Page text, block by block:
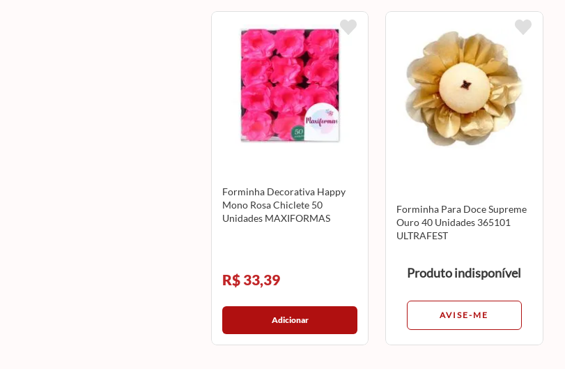
Forminha Decorativa Happy
Mono Rosa Chiclete 50
Unidades MAXIFORMAS
R$ 33,39
Adicionar
Forminha Para Doce Supreme
Ouro 40 Unidades 365101
ULTRAFEST
Produto indisponível
AVISE-ME